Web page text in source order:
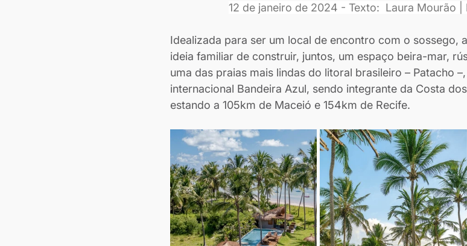
12 de janeiro de 2024 - Texto:  Laura Mourão |
Idealizada para ser um local de encontro com o sossego, a
ideia familiar de construir, juntos, um espaço beira-mar,
uma das praias mais lindas do litoral brasileiro – Patacho
internacional Bandeira Azul, sendo integrante da Costa
estando a 105km de Maceió e 154km de Recife.